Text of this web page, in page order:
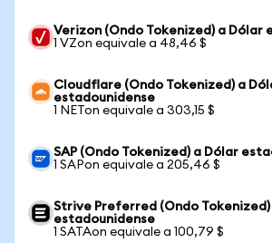
Verizon (Ondo Tokenized) a Dólar
1 VZon equivale a 48,46 $
Cloudflare (Ondo Tokenized) a
estadounidense
1 NETon equivale a 303,15 $
SAP (Ondo Tokenized) a Dólar
1 SAPon equivale a 205,46 $
Strive Preferred (Ondo Tokenized)
estadounidense
1 SATAon equivale a 100,79 $